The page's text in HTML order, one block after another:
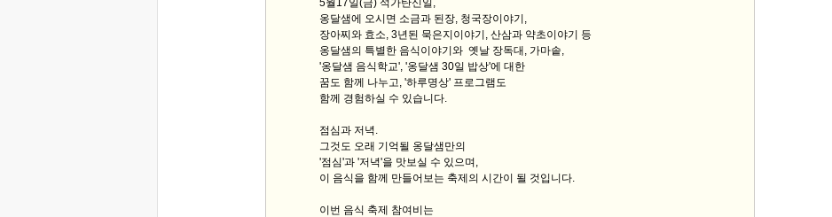
5월17일(금) 석가탄신일,
옹달샘에 오시면 소금과 된장, 청국장이야기,
장아찌와 효소, 3년된 묵은지이야기, 산삼과 약초이야기 등
옹달샘의 특별한 음식이야기와 옛날 장독대, 가마솥,
'옹달샘 음식학교', '옹달샘 30일 밥상'에 대한
꿈도 함께 나누고, '하루명상' 프로그램도
함께 경험하실 수 있습니다.
점심과 저녁.
그것도 오래 기억될 옹달샘만의
'점심'과 '저녁'을 맛보실 수 있으며,
이 음식을 함께 만들어보는 축제의 시간이 될 것입니다.
이번 음식 축제 참여비는